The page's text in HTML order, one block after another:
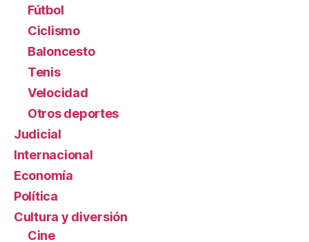
Fútbol
Ciclismo
Baloncesto
Tenis
Velocidad
Otros deportes
Judicial
Internacional
Economía
Política
Cultura y diversión
Cine